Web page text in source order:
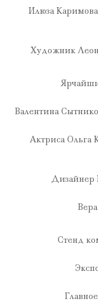
Илюза
Художник
Валентина
Актриса Ольга
Дизайнер
Стенд